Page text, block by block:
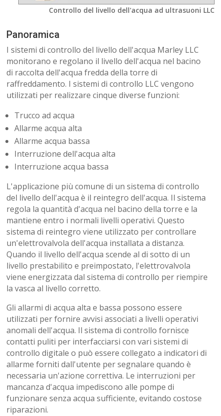
Controllo del livello dell'acqua ad ultrasuoni LLC
Panoramica
I sistemi di controllo del livello dell'acqua Marley LLC
monitorano e regolano il livello dell'acqua nel bacino
di raccolta dell'acqua fredda della torre di
raffreddamento. I sistemi di controllo LLC vengono
utilizzati per realizzare cinque diverse funzioni:
Trucco ad acqua
Allarme acqua alta
Allarme acqua bassa
Interruzione dell'acqua alta
Interruzione acqua bassa
L'applicazione più comune di un sistema di controllo
del livello dell'acqua è il reintegro dell'acqua. Il sistema
regola la quantità d'acqua nel bacino della torre e la
mantiene entro i normali livelli operativi. Questo
sistema di reintegro viene utilizzato per controllare
un'elettrovalvola dell'acqua installata a distanza.
Quando il livello dell'acqua scende al di sotto di un
livello prestabilito e preimpostato, l'elettrovalvola
viene energizzata dal sistema di controllo per riempire
la vasca al livello corretto.
Gli allarmi di acqua alta e bassa possono essere
utilizzati per fornire avvisi associati a livelli operativi
anomali dell'acqua. Il sistema di controllo fornisce
contatti puliti per interfacciarsi con vari sistemi di
controllo digitale o può essere collegato a indicatori di
allarme forniti dall'utente per segnalare quando è
necessaria un'azione correttiva. Le interruzioni per
mancanza d'acqua impediscono alle pompe di
funzionare senza acqua sufficiente, evitando costose
riparazioni.